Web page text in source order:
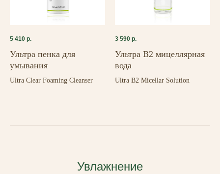
5 410 р.
Ультра пенка для
умывания
Ultra Clear Foaming Cleanser
3 590 р.
Ультра В2 мицеллярная
вода
Ultra B2 Micellar Solution
Увлажнение